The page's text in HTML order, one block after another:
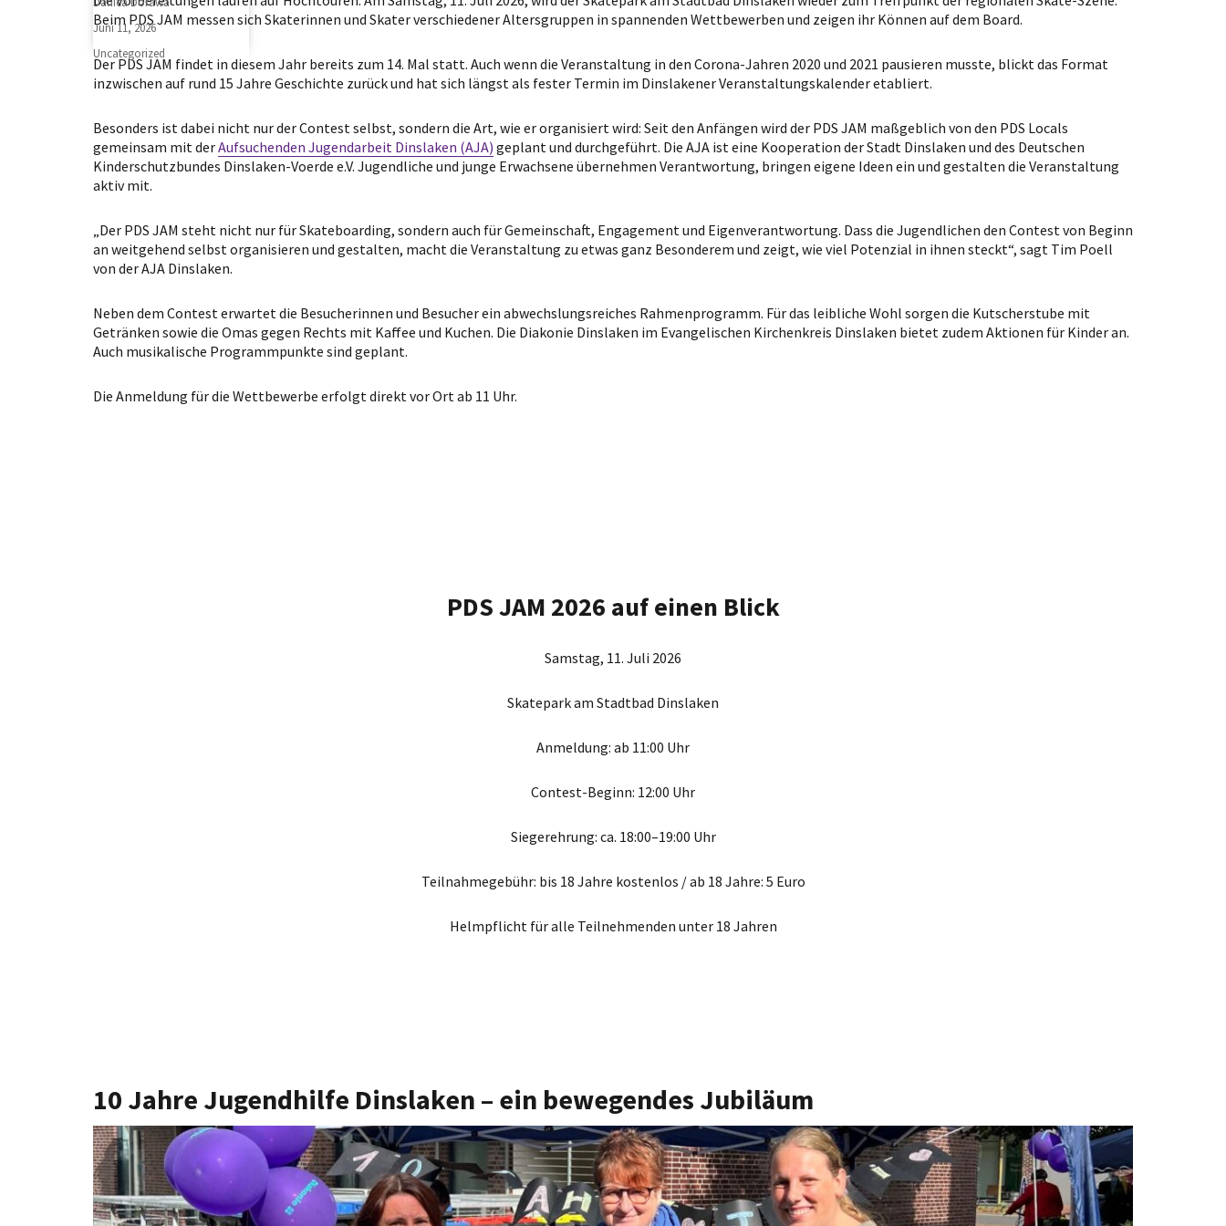
Beim PDS JAM messen sich Skaterinnen und Skater verschiedener Altersgruppen in spannenden Wettbewerben und zeigen ihr Können auf dem Board.
Der PDS JAM findet in diesem Jahr bereits zum 14. Mal statt. Auch wenn die Veranstaltung in den Corona-Jahren 2020 und 2021 pausieren musste, blickt das Format
inzwischen auf rund 15 Jahre Geschichte zurück und hat sich längst als fester Termin im Dinslakener Veranstaltungskalender etabliert.
Besonders ist dabei nicht nur der Contest selbst, sondern die Art, wie er organisiert wird: Seit den Anfängen wird der PDS JAM maßgeblich von den PDS Locals
gemeinsam mit derAufsuchenden Jugendarbeit Dinslaken (AJA) geplant und durchgeführt. Die AJA ist eine Kooperation der Stadt Dinslaken und des Deutschen
Kinderschutzbundes Dinslaken-Voerde e.V. Jugendliche und junge Erwachsene übernehmen Verantwortung, bringen eigene Ideen ein und gestalten die Veranstaltung
aktiv mit.
„Der PDS JAM steht nicht nur für Skateboarding, sondern auch für Gemeinschaft, Engagement und Eigenverantwortung. Dass die Jugendlichen den Contest von Beginn
an weitgehend selbst organisieren und gestalten, macht die Veranstaltung zu etwas ganz Besonderem und zeigt, wie viel Potenzial in ihnen steckt“, sagt Tim Poell
von der AJA Dinslaken.
Neben dem Contest erwartet die Besucherinnen und Besucher ein abwechslungsreiches Rahmenprogramm. Für das leibliche Wohl sorgen die Kutscherstube mit
Getränken sowie die Omas gegen Rechts mit Kaffee und Kuchen. Die Diakonie Dinslaken im Evangelischen Kirchenkreis Dinslaken bietet zudem Aktionen für Kinder an.
Auch musikalische Programmpunkte sind geplant.
Die Anmeldung für die Wettbewerbe erfolgt direkt vor Ort ab 11 Uhr.
PDS JAM 2026 auf einen Blick
Samstag, 11. Juli 2026
Skatepark am Stadtbad Dinslaken
Anmeldung: ab 11:00 Uhr
Contest-Beginn: 12:00 Uhr
Siegerehrung: ca. 18:00–19:00 Uhr
Teilnahmegebühr: bis 18 Jahre kostenlos / ab 18 Jahre: 5 Euro
Helmpflicht für alle Teilnehmenden unter 18 Jahren
Posted
on
Juni 11, 2026
Categories
Uncategorized
10 Jahre Jugendhilfe Dinslaken – ein bewegendes Jubiläum